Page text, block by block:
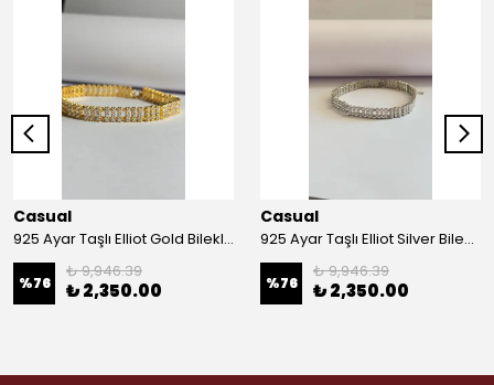
Casual
925 Ayar Taşlı Elliot Gold Bileklik
%76
₺ 9,946.39
₺ 2,350.00
Casual
925 Ayar Taşlı Elliot Silver Bileklik
%76
₺ 9,946.39
₺ 2,350.00